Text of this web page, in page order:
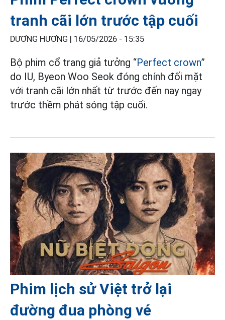
tranh cãi lớn trước tập cuối
DƯƠNG HƯƠNG | 16/05/2026 - 15:35
Bộ phim cổ trang giả tưởng “Perfect crown”
do IU, Byeon Woo Seok đóng chính đối mặt
với tranh cãi lớn nhất từ trước đến nay ngay
trước thềm phát sóng tập cuối.
Phim lịch sử Việt trở lại
đường đua phòng vé